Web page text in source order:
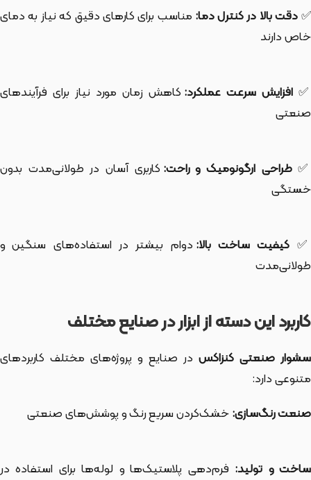
✅دقت بالا در کنترل دما: مناسب برای کارهای دقیق که نیاز به دمای
خاص دارند
✅ افزایش سرعت عملکرد: کاهش زمان مورد نیاز برای فرآیندهای
صنعتی
✅طراحی ارگونومیک و راحت: کاربری آسان در طولانی‌مدت بدون
خستگی
✅ کیفیت ساخت بالا: دوام بیشتر در استفاده‌های سنگین و
طولانی‌مدت
کاربرد این دسته از ابزار در صنایع مختلف
سشوار صنعتی کنزاکس در صنایع و پروژه‌های مختلف کاربردهای
متنوعی دارد:
صنعت رنگ‌سازی:خشک‌کردن سریع رنگ و پوشش‌های صنعتی
ساخت و تولید: فرم‌دهی پلاستیک‌ها و لوله‌ها برای استفاده در